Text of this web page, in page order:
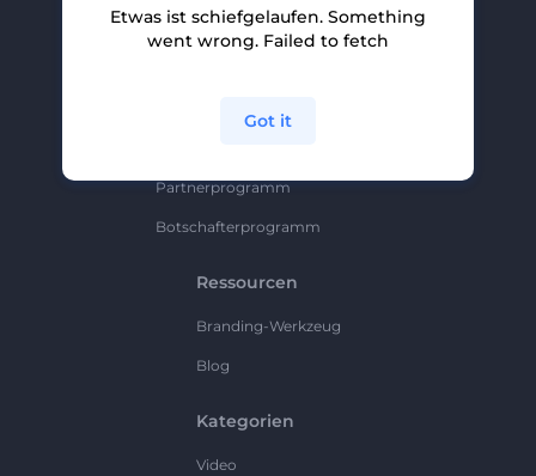
Partnerprogramm
Partnerprogramm
Botschafterprogramm
Ressourcen
Branding-Werkzeug
Blog
Kategorien
Video
Etwas ist schiefgelaufen. Something
went wrong. Failed to fetch
Got it